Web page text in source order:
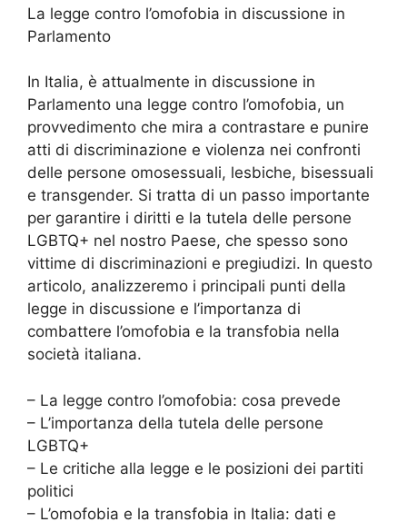
La legge contro l’omofobia in discussione in
Parlamento
In Italia, è attualmente in discussione in
Parlamento una legge contro l’omofobia, un
provvedimento che mira a contrastare e punire
atti di discriminazione e violenza nei confronti
delle persone omosessuali, lesbiche, bisessuali
e transgender. Si tratta di un passo importante
per garantire i diritti e la tutela delle persone
LGBTQ+ nel nostro Paese, che spesso sono
vittime di discriminazioni e pregiudizi. In questo
articolo, analizzeremo i principali punti della
legge in discussione e l’importanza di
combattere l’omofobia e la transfobia nella
società italiana.
– La legge contro l’omofobia: cosa prevede
– L’importanza della tutela delle persone
LGBTQ+
– Le critiche alla legge e le posizioni dei partiti
politici
– L’omofobia e la transfobia in Italia: dati e